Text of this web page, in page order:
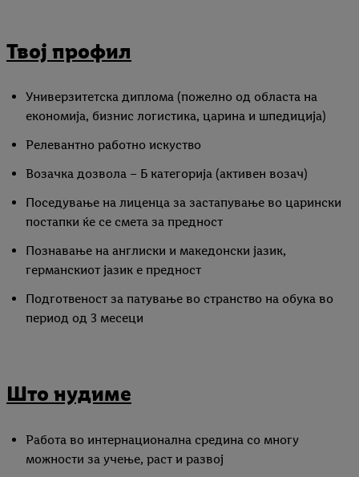
Твој профил
Универзитетска диплома (пожелно од областа на
економија, бизнис логистика, царина и шпедиција)
Релевантно работно искуство
Возачка дозвола – Б категорија (активен возач)
Поседување на лиценца за застапување во царински
постапки ќе се смета за предност
Познавање на англиски и македонски јазик,
германскиот јазик е предност
Подготвеност за патување во странство на обука во
период од 3 месеци
Што нудиме
Работа во интернационална средина со многу
можности за учење, раст и развој